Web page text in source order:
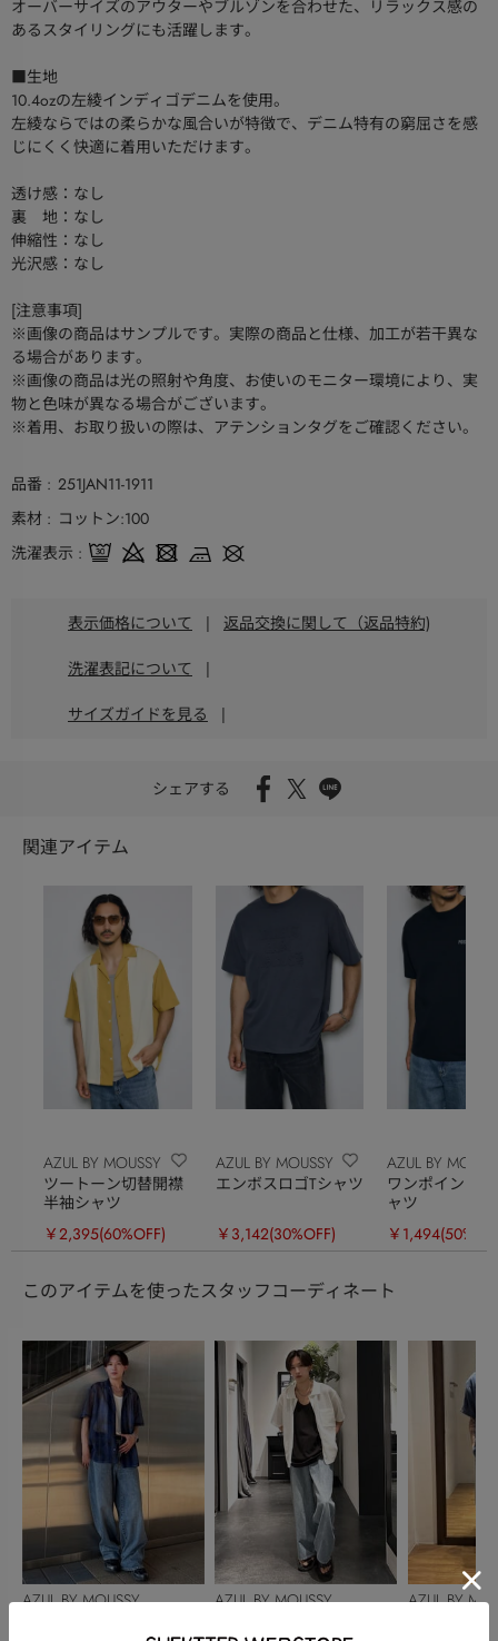
オーバーサイズのアウターやブルゾンを合わせた、リラックス感の
あるスタイリングにも活躍します。
■生地
10.4ozの左綾インディゴデニムを使用。
左綾ならではの柔らかな風合いが特徴で、デニム特有の窮屈さを感
じにくく快適に着用いただけます。
透け感：なし
裏 地：なし
伸縮性：なし
光沢感：なし
[注意事項]
※画像の商品はサンプルです。実際の商品と仕様、加工が若干異な
る場合があります。
※画像の商品は光の照射や角度、お使いのモニター環境により、実
物と色味が異なる場合がございます。
※着用、お取り扱いの際は、アテンションタグをご確認ください。
品番
251JAN11-1911
素材
コットン:100
洗濯表示
表示価格について | 返品交換に関して（返品特約)
洗濯表記について |
サイズガイドを見る |
シェアする
関連アイテム
AZUL BY MOUSSY
ツートーン切替開襟
半袖シャツ
￥2,395(60%OFF)
AZUL BY MOUSSY
エンボスロゴTシャツ
￥3,142(30%OFF)
AZUL BY
ワンポイント
ャツ
￥1,494
このアイテムを使ったスタッフコーディネート
AZUL BY MOUSSY
AZUL BY MOUSSY
AZUL BY